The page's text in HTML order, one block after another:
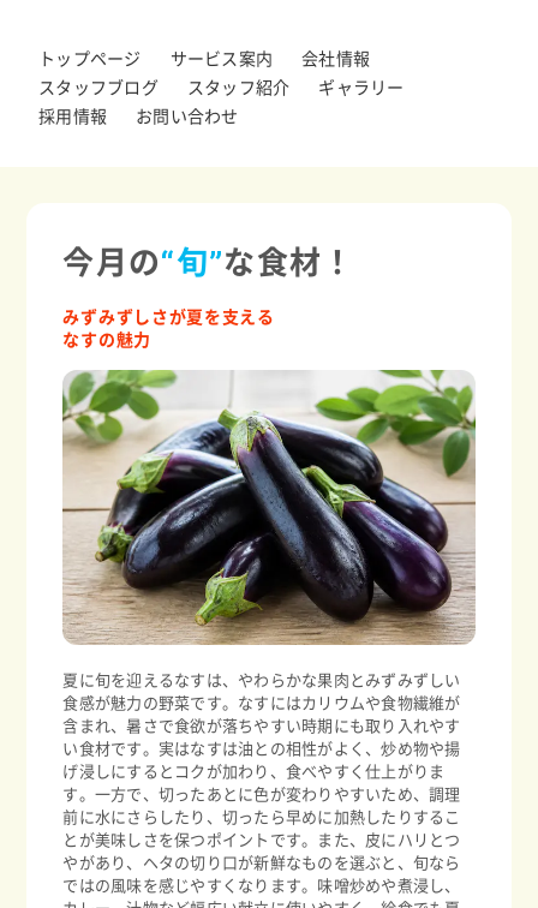
トップページ サービス案内
会社情報
スタッフブログ
スタッフ紹介
ギャラリー
採用情報
お問い合わせ
今月の“旬”な食材！
みずみずしさが夏を支える
なすの魅力
夏に旬を迎えるなすは、やわらかな果肉とみずみずしい
食感が魅力の野菜です。なすにはカリウムや食物繊維が
含まれ、暑さで食欲が落ちやすい時期にも取り入れやす
い食材です。実はなすは油との相性がよく、炒め物や揚
げ浸しにするとコクが加わり、食べやすく仕上がりま
す。一方で、切ったあとに色が変わりやすいため、調理
前に水にさらしたり、切ったら早めに加熱したりするこ
とが美味しさを保つポイントです。また、皮にハリとつ
やがあり、ヘタの切り口が新鮮なものを選ぶと、旬なら
ではの風味を感じやすくなります。味噌炒めや煮浸し、